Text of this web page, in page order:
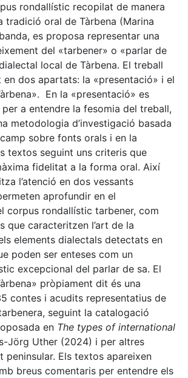
rondallístic recopilat de manera
tradició oral de Tàrbena (Marina
es proposa representar una
del «tarbener» o «parlar de
local de Tàrbena. El treball
dos apartats: la «presentació» i el
En la «presentació» es
a entendre la fesomia del treball,
metodologia d’investigació basada
sobre fonts orals i en la
textos seguint uns criteris que
fidelitat a la forma oral. Així
l’atenció en dos vessants
aprofundir en el
corpus rondallístic tarbener, com
que caracteritzen l’art de la
elements dialectals detectats en
poden ser enteses com un
excepcional del parlar de sa. El
pròpiament dit és una
contes i acudits representatius de
seguint la catalogació
en The types of international
Jörg Uther (2024) i per altres
peninsular. Els textos apareixen
breus comentaris per entendre els